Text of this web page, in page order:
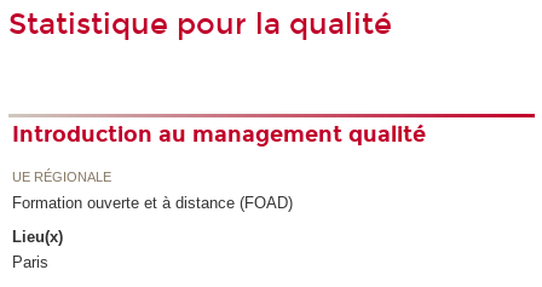
Statistique pour la qualité
Introduction au management qualité
UE RÉGIONALE
Formation ouverte et à distance (FOAD)
Lieu(x)
Paris